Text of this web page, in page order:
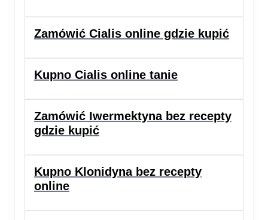
Zamówić Cialis online gdzie kupić
Kupno Cialis online tanie
Zamówić Iwermektyna​ bez recepty
gdzie kupić
Kupno Klonidyna bez recepty
online